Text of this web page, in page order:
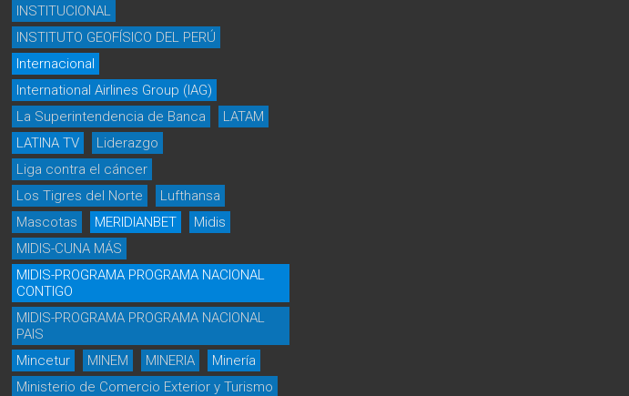
INSTITUCIONAL
INSTITUTO GEOFÍSICO DEL PERÚ
Internacional
International Airlines Group (IAG)
La Superintendencia de Banca
LATAM
LATINA TV
Liderazgo
Liga contra el cáncer
Los Tigres del Norte
Lufthansa
Mascotas
MERIDIANBET
Midis
MIDIS-CUNA MÁS
MIDIS-PROGRAMA PROGRAMA NACIONAL
CONTIGO
MIDIS-PROGRAMA PROGRAMA NACIONAL
PAIS
Mincetur
MINEM MINERIA
Minería
Ministerio de Comercio Exterior y Turismo